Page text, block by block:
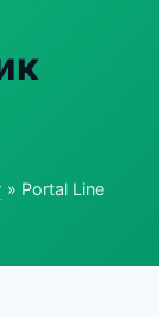
» Portal Line